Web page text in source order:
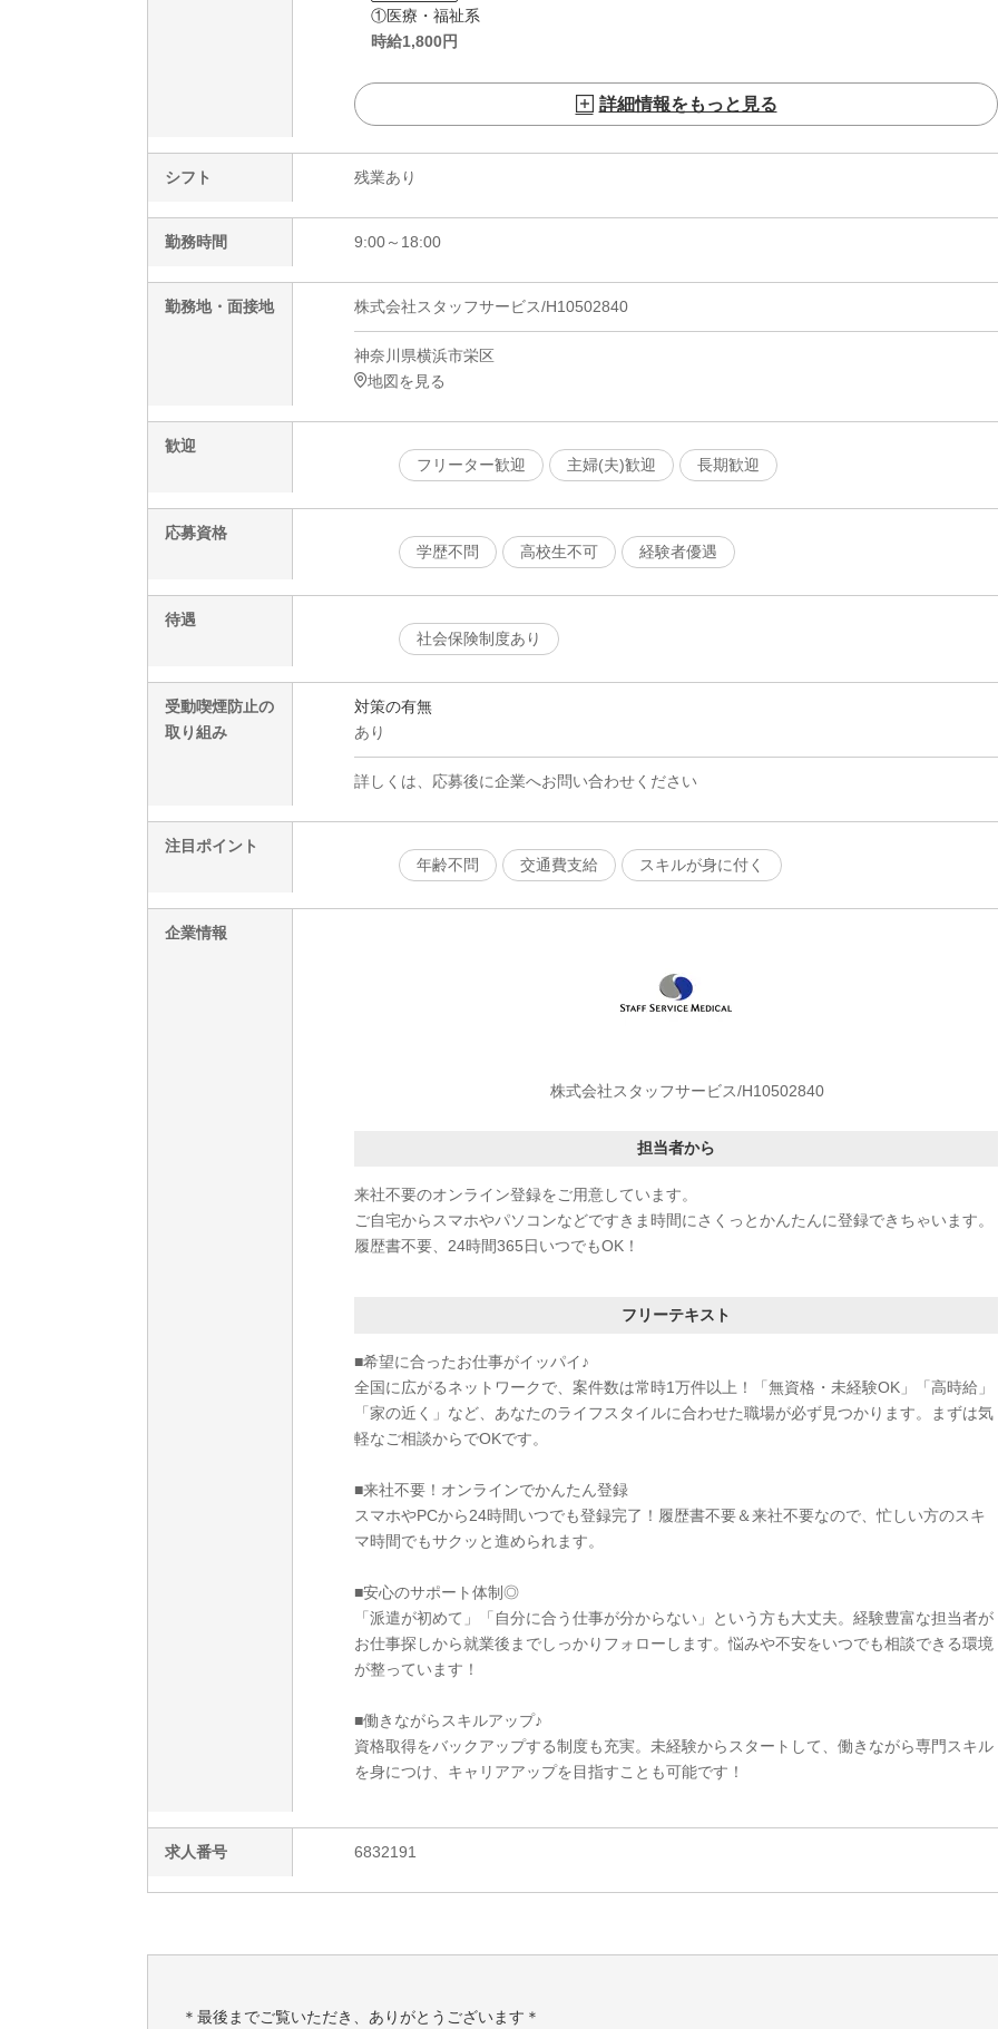
①医療・福祉系
時給1,800円
詳細情報をもっと見る
シフト 残業あり
勤務時間 9:00～18:00
勤務地・面接地 株式会社スタッフサービス/H10502840
神奈川県横浜市栄区
地図を見る
歓迎
フリーター歓迎
主婦(夫)歓迎 長期歓迎
応募資格
学歴不問
高校生不可 経験者優遇
待遇
社会保険制度あり
受動喫煙防止の
取り組み
対策の有無
あり
詳しくは、応募後に企業へお問い合わせください
注目ポイント
年齢不問
交通費支給 スキルが身に付く
企業情報
株式会社スタッフサービス/H10502840
担当者から
来社不要のオンライン登録をご用意しています。
ご自宅からスマホやパソコンなどですきま時間にさくっとかんたんに登録できちゃいます。
履歴書不要、24時間365日いつでもOK！
フリーテキスト
■希望に合ったお仕事がイッパイ♪
全国に広がるネットワークで、案件数は常時1万件以上！「無資格・未経験OK」「高時給」
「家の近く」など、あなたのライフスタイルに合わせた職場が必ず見つかります。まずは気
軽なご相談からでOKです。
■来社不要！オンラインでかんたん登録
スマホやPCから24時間いつでも登録完了！履歴書不要＆来社不要なので、忙しい方のスキ
マ時間でもサクッと進められます。
■安心のサポート体制◎
「派遣が初めて」「自分に合う仕事が分からない」という方も大丈夫。経験豊富な担当者が
お仕事探しから就業後までしっかりフォローします。悩みや不安をいつでも相談できる環境
が整っています！
■働きながらスキルアップ♪
資格取得をバックアップする制度も充実。未経験からスタートして、働きながら専門スキル
を身につけ、キャリアアップを目指すことも可能です！
求人番号 6832191
＊最後までご覧いただき、ありがとうございます＊